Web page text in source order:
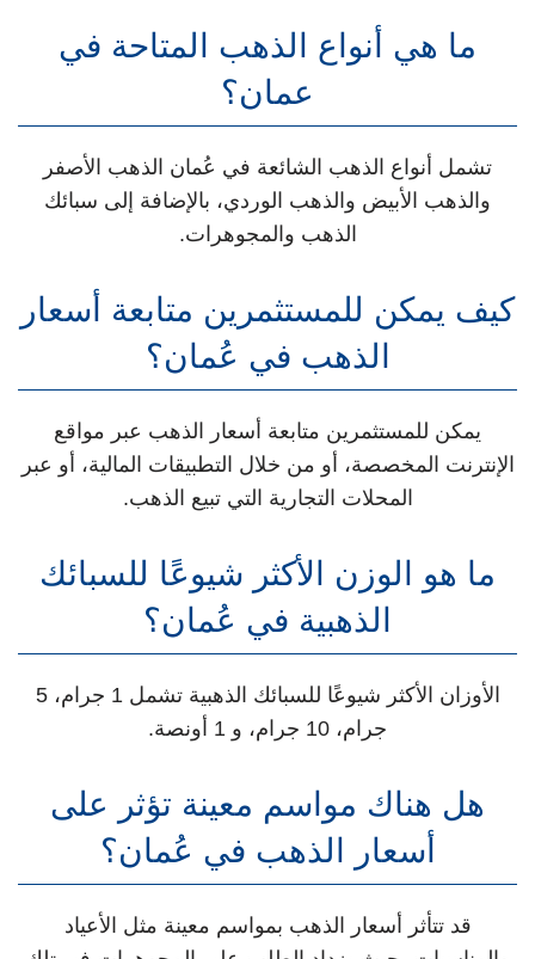
ما هي أنواع الذهب المتاحة في
عمان؟
تشمل أنواع الذهب الشائعة في عُمان الذهب الأصفر
والذهب الأبيض والذهب الوردي، بالإضافة إلى سبائك
الذهب والمجوهرات.
كيف يمكن للمستثمرين متابعة أسعار
الذهب في عُمان؟
يمكن للمستثمرين متابعة أسعار الذهب عبر مواقع
الإنترنت المخصصة، أو من خلال التطبيقات المالية، أو عبر
المحلات التجارية التي تبيع الذهب.
ما هو الوزن الأكثر شيوعًا للسبائك
الذهبية في عُمان؟
الأوزان الأكثر شيوعًا للسبائك الذهبية تشمل 1 جرام، 5
جرام، 10 جرام، و 1 أونصة.
هل هناك مواسم معينة تؤثر على
أسعار الذهب في عُمان؟
قد تتأثر أسعار الذهب بمواسم معينة مثل الأعياد